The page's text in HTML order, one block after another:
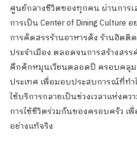
ศูนย์กลางชีวิตของทุกคน ผ่านการเ
การเป็น Center of Dining Culture
การคัดสรรร้านอาหารดัง ร้านฮิตติ
ประจำเมือง ตลอดจนการสร้างสร
คึกคักหมุนเวียนตลอดปี ครอบคลุม
ประเทศ เพื่อมอบประสบการณ์ที่ท
ใช้บริการกลายเป็นช่วงเวลาแห่งค
การใช้ชีวิตร่วมกันของครอบครัว เ
อย่างแท้จริง